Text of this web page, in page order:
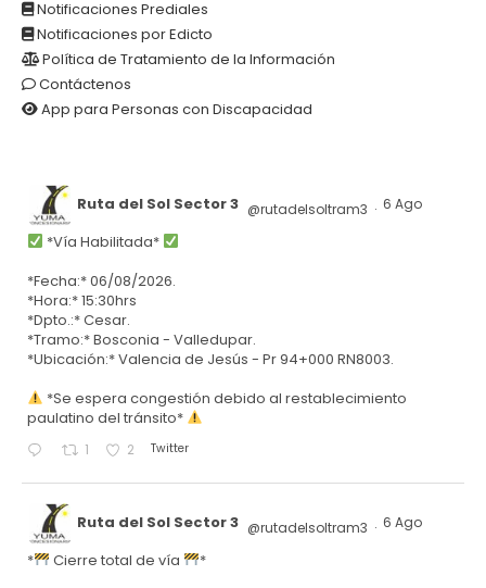
Notificaciones Prediales
Notificaciones por Edicto
Política de Tratamiento de la Información
Contáctenos
App para Personas con Discapacidad
Ruta del Sol Sector 3 @rutadelsoltram3 · 6 Ago
*Vía Habilitada*
*Fecha:* 06/08/2026.
*Hora:* 15:30hrs
*Dpto.:* Cesar.
*Tramo:* Bosconia - Valledupar.
*Ubicación:* Valencia de Jesús - Pr 94+000 RN8003.
*Se espera congestión debido al restablecimiento
paulatino del tránsito*
1 2 Twitter
Ruta del Sol Sector 3 @rutadelsoltram3 · 6 Ago
* Cierre total de vía
*